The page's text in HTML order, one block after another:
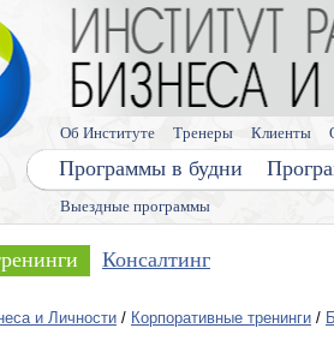
Выездные программы
Программы в будни
Об Институте Тренеры Клиенты
Консалтинг
и Личности / Корпоративные тренинги /